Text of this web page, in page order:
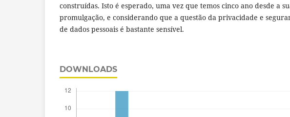
construídas. Isto é esperado, uma vez que temos cinco ano desde a
promulgação, e considerando que a questão da privacidade e
de dados pessoais é bastante sensível.
DOWNLOADS